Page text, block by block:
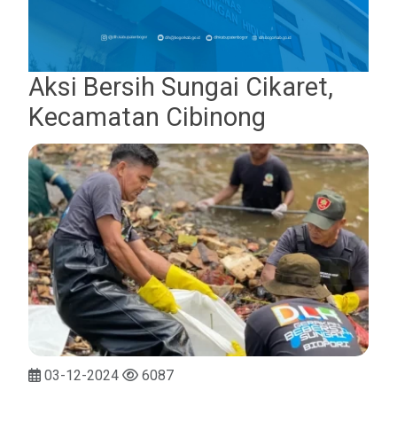
Aksi Bersih Sungai Cikaret,
Kecamatan Cibinong
03-12-2024 6087